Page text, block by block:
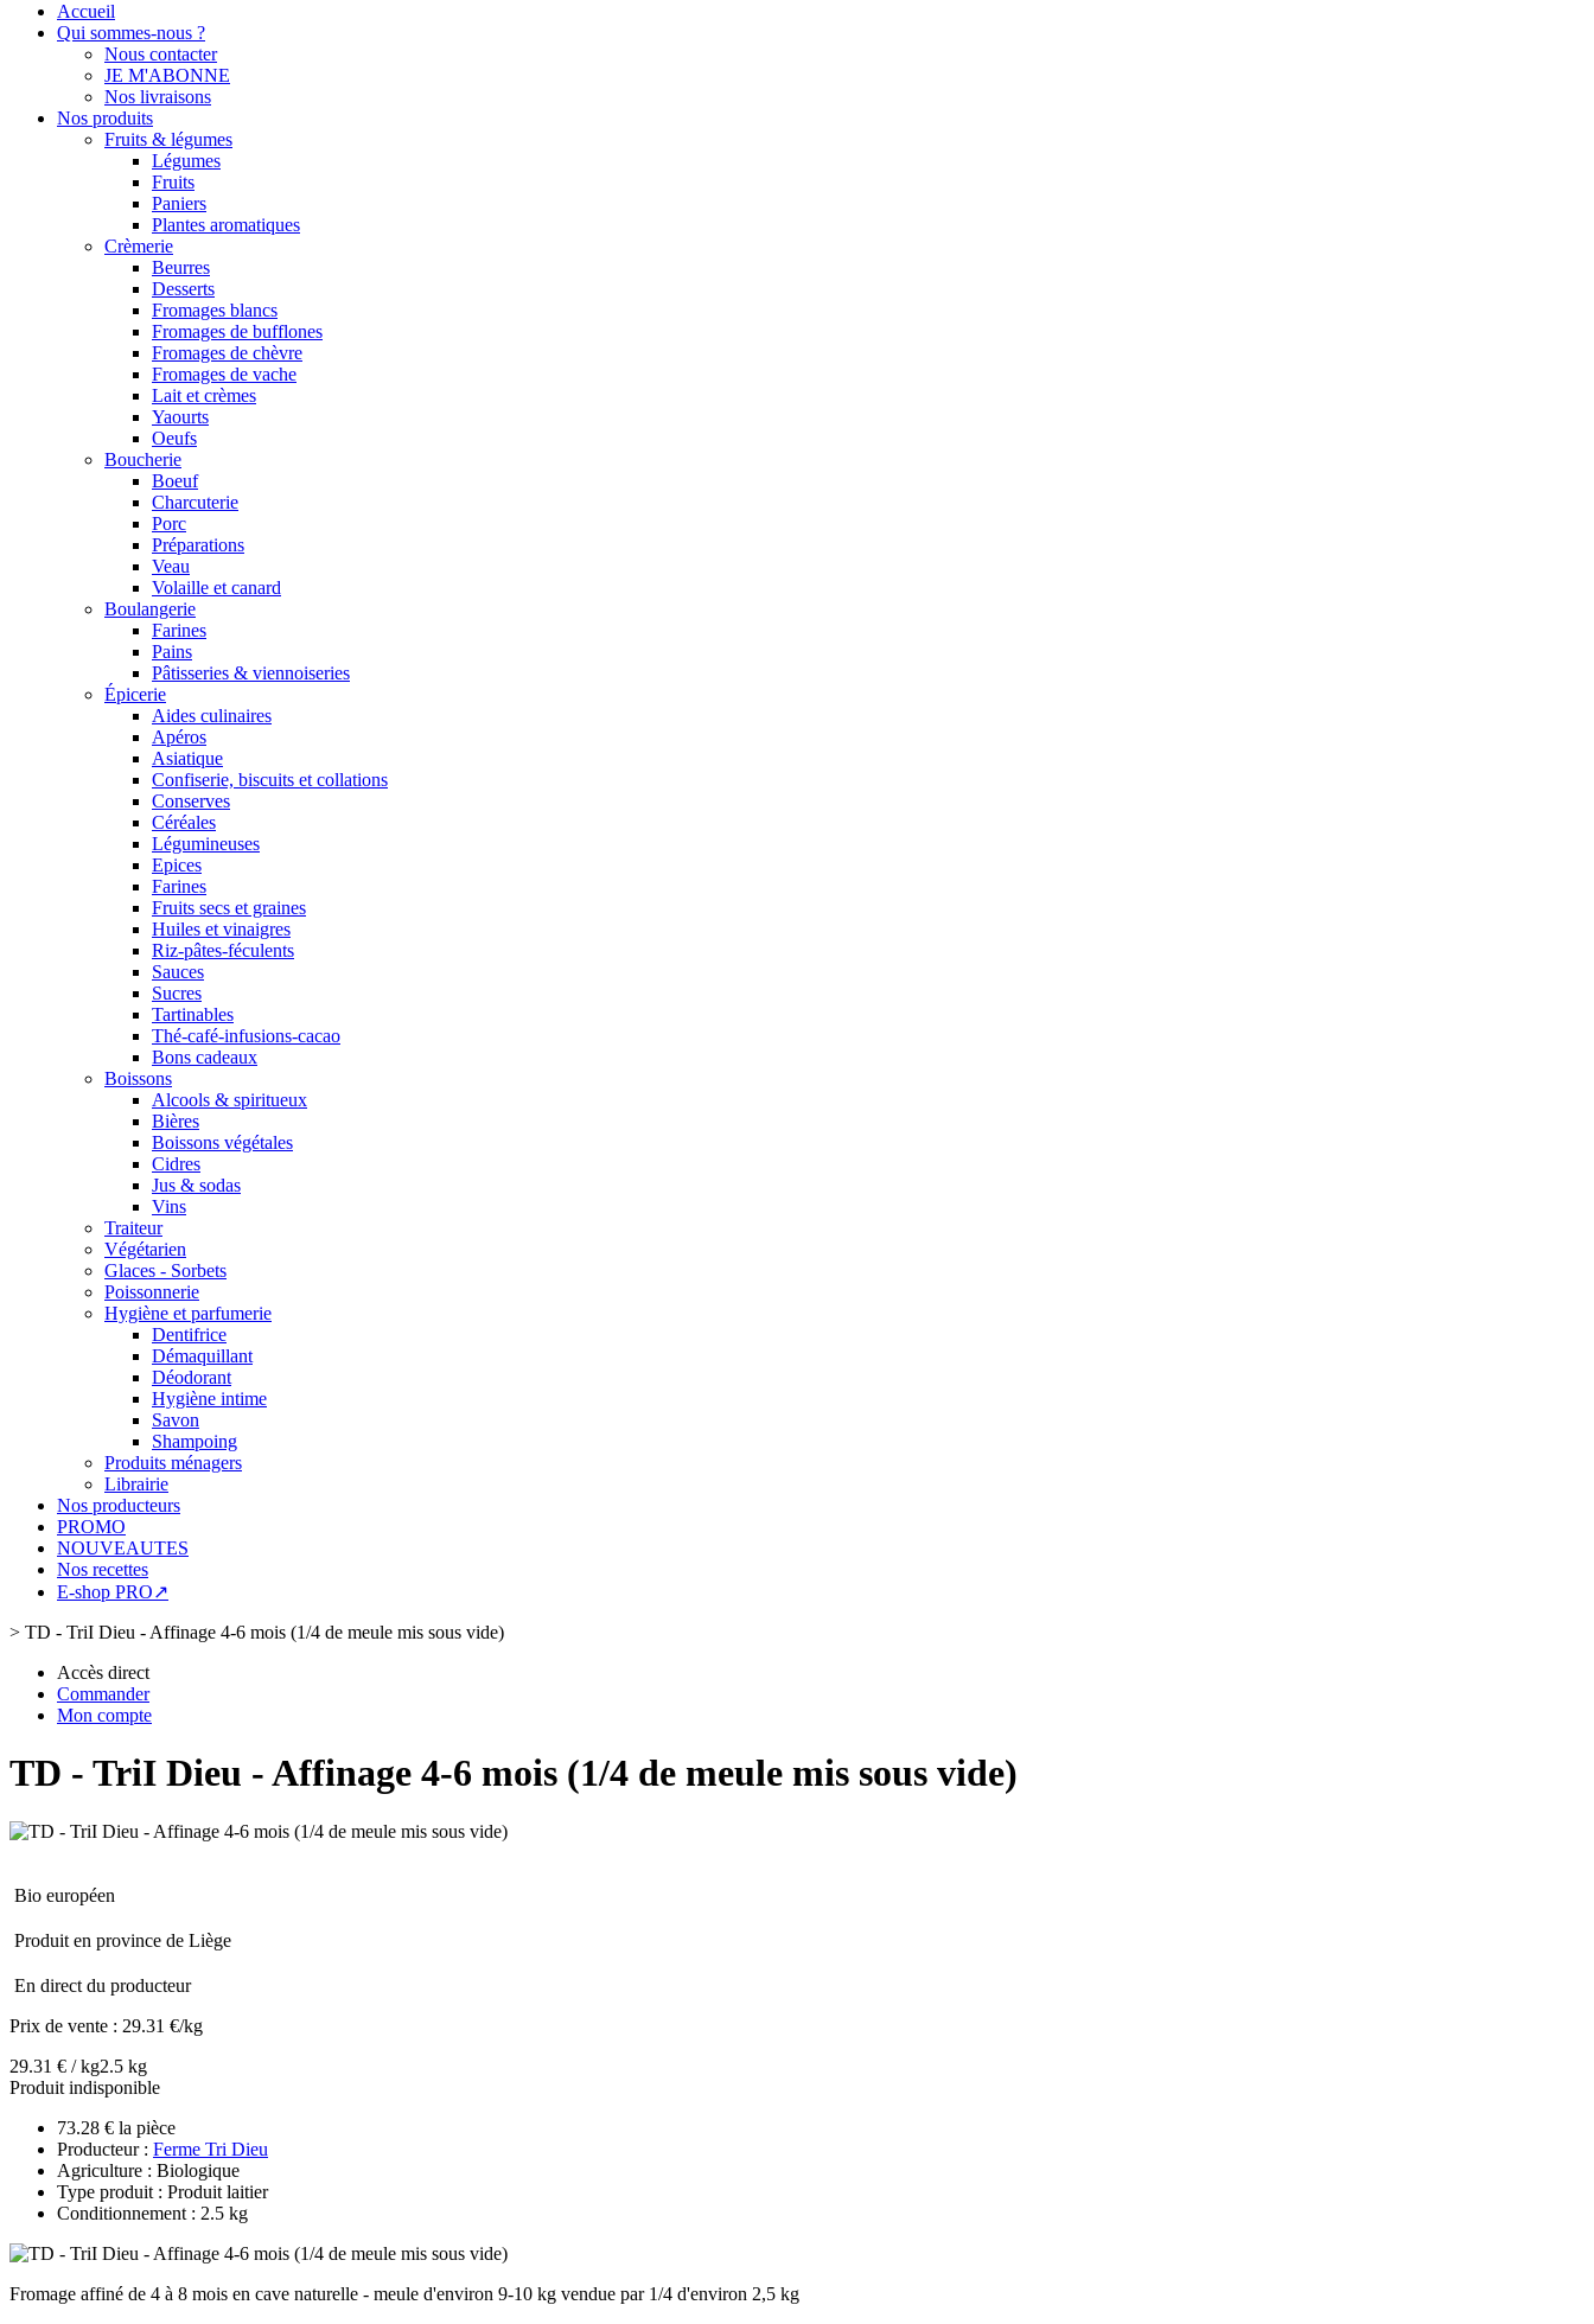
Accueil
Qui sommes-nous ?
Nous contacter
JE M'ABONNE
Nos livraisons
Nos produits
Fruits & légumes
Légumes
Fruits
Paniers
Plantes aromatiques
Crèmerie
Beurres
Desserts
Fromages blancs
Fromages de bufflones
Fromages de chèvre
Fromages de vache
Lait et crèmes
Yaourts
Oeufs
Boucherie
Boeuf
Charcuterie
Porc
Préparations
Veau
Volaille et canard
Boulangerie
Farines
Pains
Pâtisseries & viennoiseries
Épicerie
Aides culinaires
Apéros
Asiatique
Confiserie, biscuits et collations
Conserves
Céréales
Légumineuses
Epices
Farines
Fruits secs et graines
Huiles et vinaigres
Riz-pâtes-féculents
Sauces
Sucres
Tartinables
Thé-café-infusions-cacao
Bons cadeaux
Boissons
Alcools & spiritueux
Bières
Boissons végétales
Cidres
Jus & sodas
Vins
Traiteur
Végétarien
Glaces - Sorbets
Poissonnerie
Hygiène et parfumerie
Dentifrice
Démaquillant
Déodorant
Hygiène intime
Savon
Shampoing
Produits ménagers
Librairie
Nos producteurs
PROMO
NOUVEAUTES
Nos recettes
E-shop PRO↗
> TD - TriI Dieu - Affinage 4-6 mois (1/4 de meule mis sous vide)
Accès direct
Commander
Mon compte
TD - TriI Dieu - Affinage 4-6 mois (1/4 de meule mis sous vide)
Bio européen
Produit en province de Liège
En direct du producteur
Prix de vente : 29.31 €/kg
29.31 € / kg2.5 kg
Produit indisponible
73.28 € la pièce
Producteur : Ferme Tri Dieu
Agriculture : Biologique
Type produit : Produit laitier
Conditionnement : 2.5 kg
Fromage affiné de 4 à 8 mois en cave naturelle - meule d'environ 9-10 kg vendue par 1/4 d'environ 2,5 kg